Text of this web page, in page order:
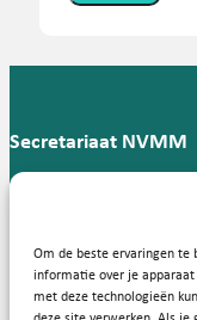
Om de beste ervaringen te
informatie over je
met deze technologieën
Secretariaat NVMM
Groningen